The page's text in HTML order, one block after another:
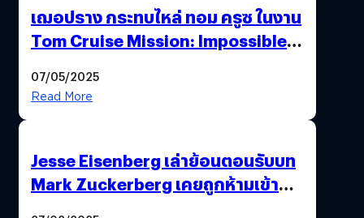
เฌอปราง กระทบไหล่ ทอม ครูซ ในงาน
Tom Cruise Mission: Impossible –
Premiere
07/05/2025
Read More
Jesse Eisenberg เล่าย้อนตอนรับบท
Mark Zuckerberg เคยถูกห้ามเข้าพบ